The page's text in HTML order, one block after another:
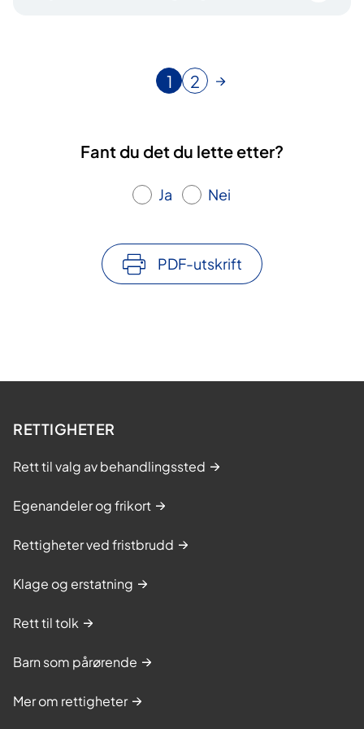
N
æ
r
n
e
s
i
1
G
i
l
s
i
e
2
Fant du det du lette etter?
Ja Nei
PDF-utskrift
RETTIGHETER
Rett til valg av behandlingssted
Egenandeler og frikort
Rettigheter ved fristbrudd
Klage og erstatning
Rett til tolk
Barn som pårørende
Mer om rettigheter